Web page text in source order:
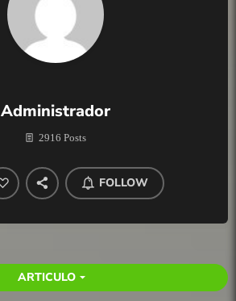
Administrador
2916 Posts
FOLLOW
ARTICULO arrow_drop_down